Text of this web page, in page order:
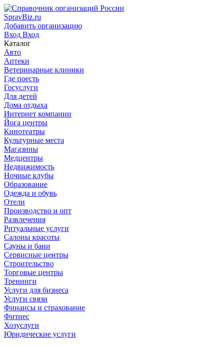
SpravBiz.ru
Добавить организацию
Вход Вход
Каталог
Авто
Аптеки
Ветеринарные клиники
Где поесть
Госуслуги
Для детей
Дома отдыха
Интернет компании
Йога центры
Кинотеатры
Культурные места
Магазины
Медцентры
Недвижимость
Ночные клубы
Образование
Одежда и обувь
Отели
Производство и опт
Развлечения
Ритуальные услуги
Салоны красоты
Сауны и бани
Сервисные центры
Строительство
Торговые центры
Тренинги
Услуги для бизнеса
Услуги связи
Финансы и страхование
Фитнес
Хозуслуги
Юридические услуги